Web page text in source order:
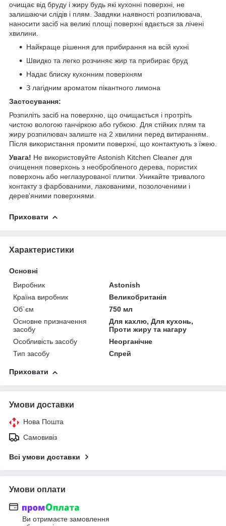
очищає від бруду і жиру будь які кухонні поверхні, не
залишаючи слідів і плям. Завдяки наявності розпилювача,
наносити засіб на великі площі поверхні вдається за лічені
хвилини.
Найкраще рішення для прибирання на всій кухні
Швидко та легко розчиняє жир та прибирає бруд
Надає блиску кухонним поверхням
З лагідним ароматом пікантного лимона
Застосування:
Розпиліть засіб на поверхню, що очищається і протріть
чистою вологою ганчіркою або губкою. Для стійких плям та
жиру розпилювач залиште на 2 хвилини перед витиранням.
Після використання промити поверхні, що контактують з їжею.
Увага! Не використовуйте Astonish Kitchen Cleaner для
очищення поверхонь з необробленого дерева, пористих
поверхонь або неглазурованої плитки. Уникайте тривалого
контакту з фарбованими, лакованими, позолоченими і
дерев'яними поверхнями.
Приховати
Характеристики
Основні
Виробник
Astonish
Країна виробник
Великобританія
Об`єм
750 мл
Основне призначення
засобу
Для кахлю, Для кухонь,
Проти жиру та нагару
Особливість засобу
Неорганічне
Тип засобу
Спрей
Приховати
Умови доставки
Нова Пошта
Самовивіз
Всі умови доставки
Умови оплати
Ви отримаєте замовлення